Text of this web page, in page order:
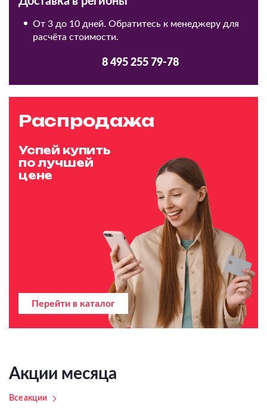
От 3 до 10 дней. Обратитесь к менеджеру для
расчёта стоимости.
8 495 255 79-78
Распродажа
Успей купить
по лучшей
цене
Перейти в каталог
Акции месяца
Все акции